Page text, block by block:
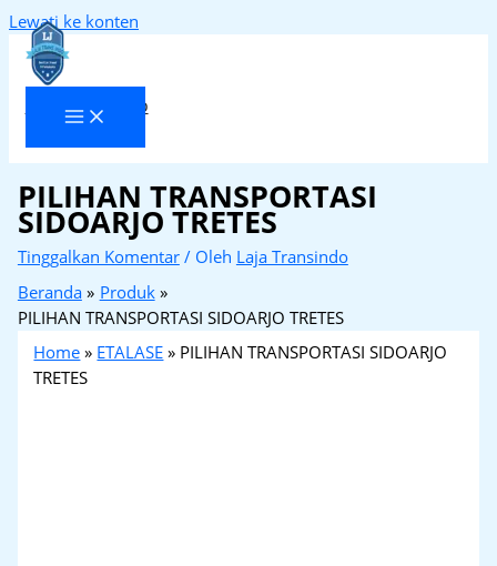
Lewati ke konten
Laja Transindo
PILIHAN TRANSPORTASI
SIDOARJO TRETES
Tinggalkan Komentar / Oleh Laja Transindo
Beranda
Produk
PILIHAN TRANSPORTASI SIDOARJO TRETES
Home » ETALASE » PILIHAN TRANSPORTASI SIDOARJO
TRETES